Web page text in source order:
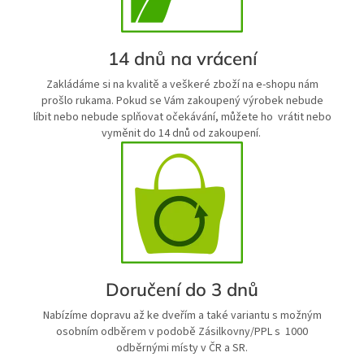
14 dnů na vrácení
Zakládáme si na kvalitě a veškeré zboží na e-shopu nám
prošlo rukama. Pokud se Vám zakoupený výrobek nebude
líbit nebo nebude splňovat očekávání, můžete ho vrátit nebo
vyměnit do 14 dnů od zakoupení.
Doručení do 3 dnů
Nabízíme dopravu až ke dveřím a také variantu s možným
osobním odběrem v podobě Zásilkovny/PPL s 1000
odběrnými místy v ČR a SR.